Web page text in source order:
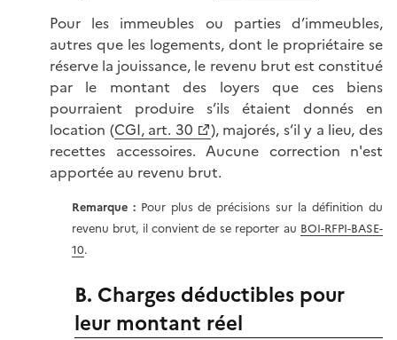
Pour les immeubles ou parties d’immeubles,
autres que les logements, dont le propriétaire se
réserve la jouissance, le revenu brut est constitué
par le montant des loyers que ces biens
pourraient produire s’ils étaient donnés en
location (CGI, art. 30
), majorés, s‘il y a lieu, des
recettes accessoires. Aucune correction n'est
apportée au revenu brut.
Remarque :Pour plus de précisions sur la définition du
revenu brut, il convient de se reporter au BOI-RFPI-BASE-
10.
B. Charges déductibles pour
leur montant réel